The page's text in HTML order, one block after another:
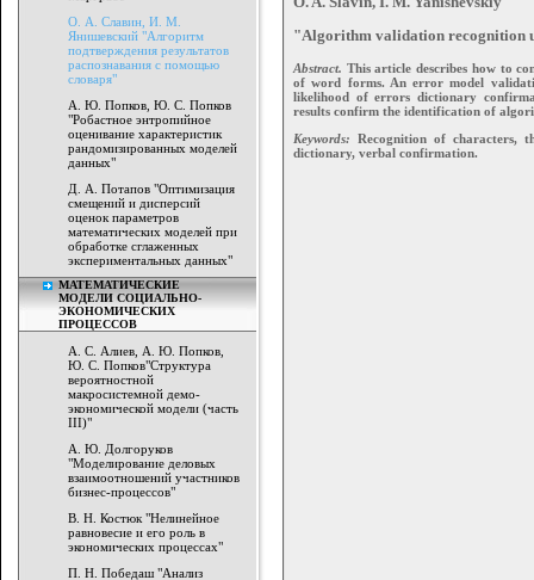
О. А. Славин, И. М.
Янишевский "Алгоритм
подтверждения результатов
распознавания с помощью
словаря"
А. Ю. Попков, Ю. С. Попков
"Робастное энтропийное
оценивание характеристик
рандомизированных моделей
данных"
Д. А. Потапов "Оптимизация
смещений и дисперсий
оценок параметров
математических моделей при
обработке сглаженных
экспериментальных данных"
МАТЕМАТИЧЕСКИЕ
МОДЕЛИ СОЦИАЛЬНО-
ЭКОНОМИЧЕСКИХ
ПРОЦЕССОВ
А. С. Алиев, А. Ю. Попков,
Ю. С. Попков"Структура
вероятностной
макросистемной демо-
экономической модели (часть
III)"
А. Ю. Долгоруков
"Моделирование деловых
взаимоотношений участников
бизнес-процессов"
В. Н. Костюк "Нелинейное
равновесие и его роль в
экономических процессах"
П. Н. Победаш "Анализ
"Algorithm validation recognition
Abstract. This article describes how to
of word forms. An error model
likelihood of errors dictionary
results confirm the identification of
Keywords: Recognition of characters,
dictionary, verbal confirmation.